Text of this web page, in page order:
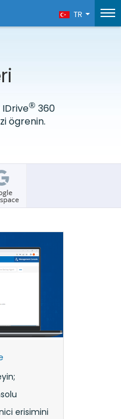
TR
® 360
ögrenin.
erisimini